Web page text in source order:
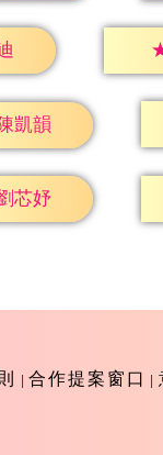
凱韻
芯妤
合作提案窗口